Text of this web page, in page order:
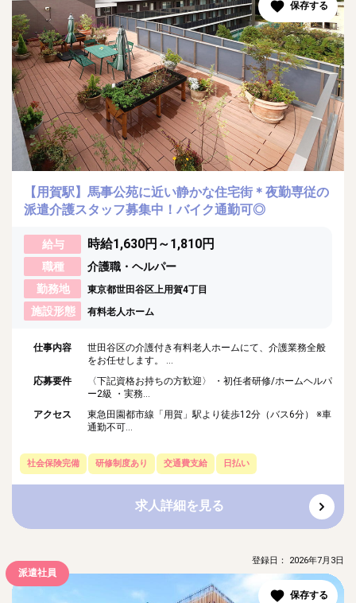
【用賀駅】馬事公苑に近い静かな住宅街＊夜勤専従の
派遣介護スタッフ募集中！バイク通勤可◎
給与 時給1,630円～1,810円
職種
介護職・ヘルパー
勤務地
東京都世田谷区上用賀4丁目
施設形態 有料老人ホーム
仕事内容
世田谷区の介護付き有料老人ホームにて、介護業務全般
をお任せします。 ...
応募要件
〈下記資格お持ちの方歓迎〉 ・初任者研修/ホームヘルパ
ー2級 ・実務...
アクセス
東急田園都市線「用賀」駅より徒歩12分（バス6分） ※車
通勤不可...
社会保険完備 研修制度あり 交通費支給 日払い
求人詳細を見る
派遣社員
登録日： 2026年7月3日